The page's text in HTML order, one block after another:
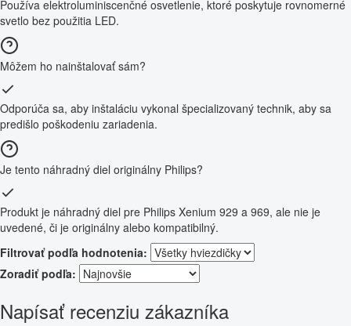
Používa elektroluminiscenčné osvetlenie, ktoré poskytuje rovnomerné
svetlo bez použitia LED.
Môžem ho nainštalovať sám?
Odporúča sa, aby inštaláciu vykonal špecializovaný technik, aby sa
predišlo poškodeniu zariadenia.
Je tento náhradný diel originálny Philips?
Produkt je náhradný diel pre Philips Xenium 929 a 969, ale nie je
uvedené, či je originálny alebo kompatibilný.
Filtrovať podľa hodnotenia:
Zoradiť podľa:
Napísať recenziu zákazníka